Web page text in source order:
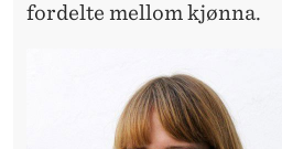
fordelte mellom kjønna.